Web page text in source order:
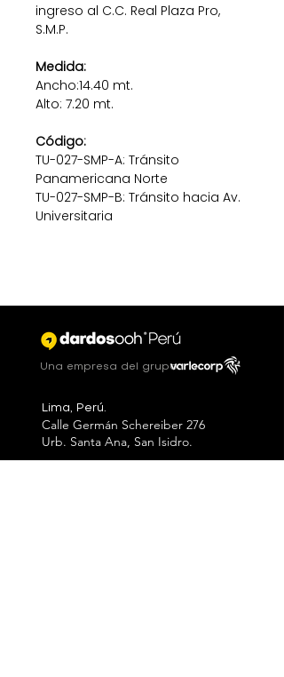
ingreso al C.C. Real Plaza Pro,
S.M.P.
Medida:
Ancho:14.40 mt.
Alto: 7.20 mt.
Código:
TU-027-SMP-A: Tránsito
Panamericana Norte
TU-027-SMP-B: Tránsito hacia Av.
Universitaria
Una empresa del grupo
Lima, Perú.
Calle Germán Schereiber 276
Urb. Santa Ana, San Isidro.